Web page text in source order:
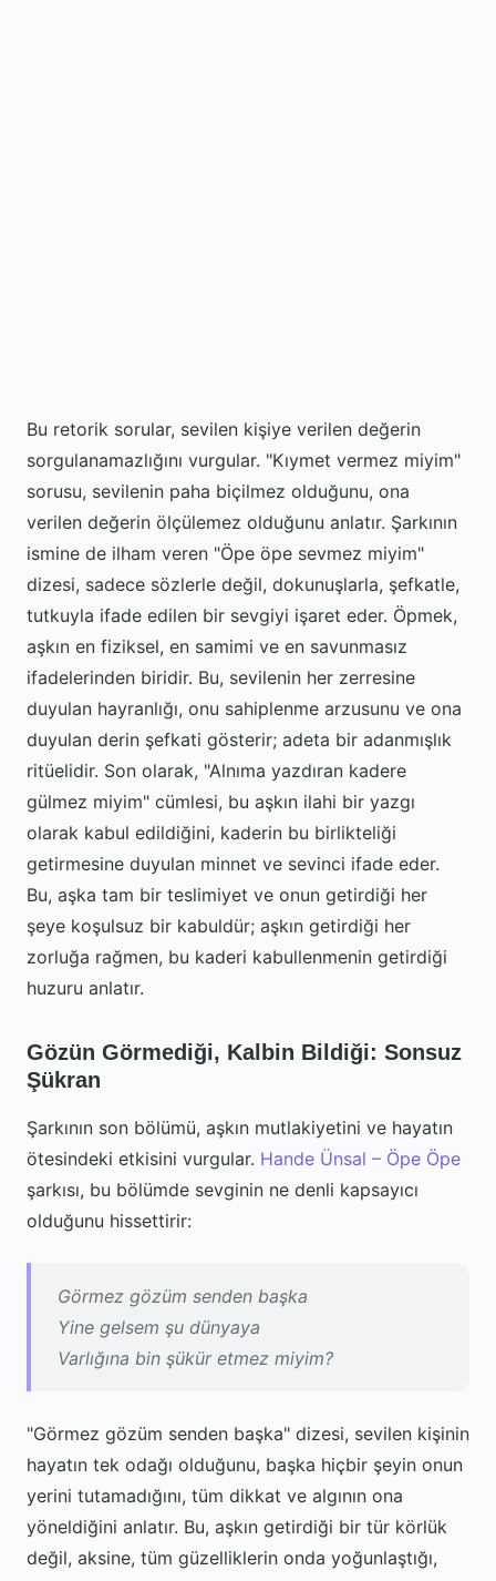
Bu retorik sorular, sevilen kişiye verilen değerin
sorgulanamazlığını vurgular. "Kıymet vermez miyim"
sorusu, sevilenin paha biçilmez olduğunu, ona
verilen değerin ölçülemez olduğunu anlatır. Şarkının
ismine de ilham veren "Öpe öpe sevmez miyim"
dizesi, sadece sözlerle değil, dokunuşlarla, şefkatle,
tutkuyla ifade edilen bir sevgiyi işaret eder. Öpmek,
aşkın en fiziksel, en samimi ve en savunmasız
ifadelerinden biridir. Bu, sevilenin her zerresine
duyulan hayranlığı, onu sahiplenme arzusunu ve ona
duyulan derin şefkati gösterir; adeta bir adanmışlık
ritüelidir. Son olarak, "Alnıma yazdıran kadere
gülmez miyim" cümlesi, bu aşkın ilahi bir yazgı
olarak kabul edildiğini, kaderin bu birlikteliği
getirmesine duyulan minnet ve sevinci ifade eder.
Bu, aşka tam bir teslimiyet ve onun getirdiği her
şeye koşulsuz bir kabuldür; aşkın getirdiği her
zorluğa rağmen, bu kaderi kabullenmenin getirdiği
huzuru anlatır.
Gözün Görmediği, Kalbin Bildiği: Sonsuz
Şükran
Şarkının son bölümü, aşkın mutlakiyetini ve hayatın
ötesindeki etkisini vurgular. Hande Ünsal – Öpe Öpe
şarkısı, bu bölümde sevginin ne denli kapsayıcı
olduğunu hissettirir:
Görmez gözüm senden başka
Yine gelsem şu dünyaya
Varlığına bin şükür etmez miyim?
"Görmez gözüm senden başka" dizesi, sevilen kişinin
hayatın tek odağı olduğunu, başka hiçbir şeyin onun
yerini tutamadığını, tüm dikkat ve algının ona
yöneldiğini anlatır. Bu, aşkın getirdiği bir tür körlük
değil, aksine, tüm güzelliklerin onda yoğunlaştığı,